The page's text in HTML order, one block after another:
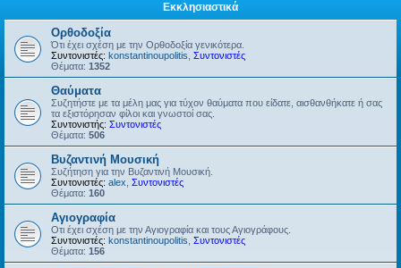
Εκκλησιαστικά
Ορθοδοξία
Ότι έχει σχέση με την Ορθοδοξία γενικότερα.
Συντονιστές: konstantinoupolitis Συντονιστές
Θέματα: 1352
Θαύματα
Συζητήστε με τα μέλη μας για τύχον θαύματα που είδατε, αισθανθήκατε ή σας
τα εξιστόρησαν φίλοι και γνωστοί σας.
Συντονιστής: Συντονιστές
Θέματα: 506
Βυζαντινή Μουσική
Συζήτηση για την Βυζαντινή Μουσική.
Συντονιστές: alex Συντονιστές
Θέματα: 160
Αγιογραφία
Οτι έχει σχέση με την Αγιογραφία και τους Αγιογράφους.
Συντονιστές: konstantinoupolitis Συντονιστές
Θέματα: 156